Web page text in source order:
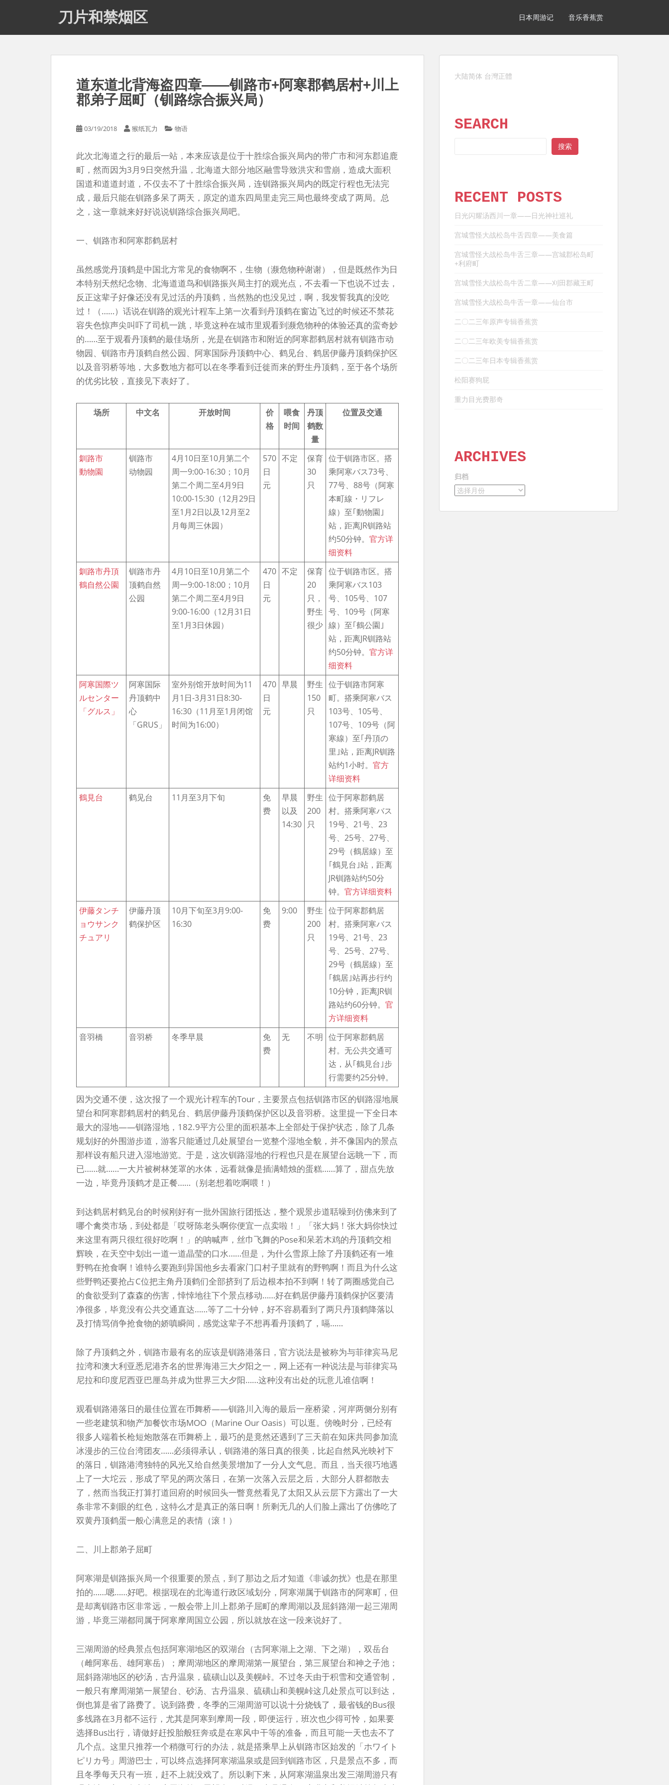
刀片和禁烟区 日本周游记 音乐香蕉赏
道东道北背海盗四章——钏路市+阿寒郡鹤居村+川上
郡弟子屈町（钏路综合振兴局）
03/19/2018 猴纸瓦力 物语
此次北海道之行的最后一站，本来应该是位于十胜综合振兴局内的带广市和河东郡追鹿
町，然而因为3月9日突然升温，北海道大部分地区融雪导致洪灾和雪崩，造成大面积
国道和道道封道，不仅去不了十胜综合振兴局，连钏路振兴局内的既定行程也无法完
成，最后只能在钏路多呆了两天，原定的道东四局里走完三局也最终变成了两局。总
之，这一章就来好好说说钏路综合振兴局吧。
一、钏路市和阿寒郡鹤居村
虽然感觉丹顶鹤是中国北方常见的食物啊不，生物（濒危物种谢谢），但是既然作为日
本特别天然纪念物、北海道道鸟和钏路振兴局主打的观光点，不去看一下也说不过去，
反正这辈子好像还没有见过活的丹顶鹤，当然熟的也没见过，啊，我发誓我真的没吃
过！（……）话说在钏路的观光计程车上第一次看到丹顶鹤在窗边飞过的时候还不禁花
容失色惊声尖叫吓了司机一跳，毕竟这种在城市里观看到濒危物种的体验还真的蛮奇妙
的……至于观看丹顶鹤的最佳场所，光是在钏路市和附近的阿寒郡鹤居村就有钏路市动
物园、钏路市丹顶鹤自然公园、阿寒国际丹顶鹤中心、鹤见台、鹤居伊藤丹顶鹤保护区
以及音羽桥等地，大多数地方都可以在冬季看到迁徙而来的野生丹顶鹤，至于各个场所
的优劣比较，直接见下表好了。
场所 中文名 开放时间
价
格
喂食
时间
丹顶
鹤数
量
位置及交通
釧路市
動物園
钏路市
动物园
4月10日至10月第二个
周一9:00-16:30；10月
第二个周二至4月9日
10:00-15:30（12月29日
至1月2日以及12月至2
月每周三休园）
570
日
元
不定
保育
30
只
位于钏路市区。搭
乘阿寒バス73号、
77号、88号（阿寒
本町線・リフレ
線）至｢動物園｣
站，距离JR钏路站
约50分钟。 官方详
细资料
釧路市丹頂
鶴自然公園
钏路市丹
顶鹤自然
公园
4月10日至10月第二个
周一9:00-18:00；10月
第二个周二至4月9日
9:00-16:00（12月31日
至1月3日休园）
470
日
元
不定
保育
20
只，
野生
很少
位于钏路市区。搭
乘阿寒バス103
号、105号、107
号、109号（阿寒
線）至｢鶴公園｣
站，距离JR钏路站
约50分钟。 官方详
细资料
阿寒国際ツ
ルセンター
「グルス」
阿寒国际
丹顶鹤中
心
「GRUS」
室外别馆开放时间为11
月1日-3月31日8:30-
16:30（11月至1月闭馆
时间为16:00）
470
日
元
早晨
野生
150
只
位于钏路市阿寒
町。搭乘阿寒バス
103号、105号、
107号、109号（阿
寒線）至｢丹頂の
里｣站，距离JR钏路
站约1小时。 官方
详细资料
鶴見台
鹤见台 11月至3月下旬
免
费
早晨
以及
14:30
野生
200
只
位于阿寒郡鹤居
村。搭乘阿寒バス
19号、21号、23
号、25号、27号、
29号（鶴居線）至
｢鶴見台｣站，距离
JR钏路站约50分
钟。 官方详细资料
伊藤タンチ
ョウサンク
チュアリ
伊藤丹顶
鹤保护区
10月下旬至3月9:00-
16:30
免
费
9:00
野生
200
只
位于阿寒郡鹤居
村。搭乘阿寒バス
19号、21号、23
号、25号、27号、
29号（鶴居線）至
｢鶴居｣站再步行约
10分钟，距离JR钏
路站约60分钟。 官
方详细资料
音羽橋
音羽桥 冬季早晨
免
费
无 不明 位于阿寒郡鹤居
村。无公共交通可
达，从｢鶴見台｣步
行需要约25分钟。
因为交通不便，这次报了一个观光计程车的Tour，主要景点包括钏路市区的钏路湿地展
望台和阿寒郡鹤居村的鹤见台、鹤居伊藤丹顶鹤保护区以及音羽桥。这里提一下全日本
最大的湿地——钏路湿地，182.9平方公里的面积基本上全部处于保护状态，除了几条
规划好的外围游步道，游客只能通过几处展望台一览整个湿地全貌，并不像国内的景点
那样设有船只进入湿地游览。于是，这次钏路湿地的行程也只是在展望台远眺一下，而
已……就……一大片被树林笼罩的水体，远看就像是插满蜡烛的蛋糕……算了，甜点先放
一边，毕竟丹顶鹤才是正餐……（别老想着吃啊喂！）
到达鹤居村鹤见台的时候刚好有一批外国旅行团抵达，整个观景步道聒噪到仿佛来到了
哪个禽类市场，到处都是「哎呀陈老头啊你便宜一点卖啦！」「张大妈！张大妈你快过
来这里有两只很红很好吃啊！」的呐喊声，丝巾飞舞的Pose和呆若木鸡的丹顶鹤交相
辉映，在天空中划出一道一道晶莹的口水……但是，为什么雪原上除了丹顶鹤还有一堆
野鸭在抢食啊！谁特么要跑到异国他乡去看家门口村子里就有的野鸭啊！而且为什么这
些野鸭还要抢占C位把主角丹顶鹤们全部挤到了后边根本拍不到啊！转了两圈感觉自己
的食欲受到了森森的伤害，悻悻地往下个景点移动……好在鹤居伊藤丹顶鹤保护区要清
净很多，毕竟没有公共交通直达……等了二十分钟，好不容易看到了两只丹顶鹤降落以
及打情骂俏争抢食物的娇嗔瞬间，感觉这辈子不想再看丹顶鹤了，嗝……
除了丹顶鹤之外，钏路市最有名的应该是钏路港落日，官方说法是被称为与菲律宾马尼
拉湾和澳大利亚悉尼港齐名的世界海港三大夕阳之一，网上还有一种说法是与菲律宾马
尼拉和印度尼西亚巴厘岛并成为世界三大夕阳……这种没有出处的玩意儿谁信啊！
观看钏路港落日的最佳位置在币舞桥——钏路川入海的最后一座桥梁，河岸两侧分别有
一些老建筑和物产加餐饮市场MOO（Marine Our Oasis）可以逛。傍晚时分，已经有
很多人端着长枪短炮散落在币舞桥上，最巧的是竟然还遇到了三天前在知床共同参加流
冰漫步的三位台湾团友……必须得承认，钏路港的落日真的很美，比起自然风光映衬下
的落日，钏路港湾独特的风光又给自然美景增加了一分人文气息。而且，当天很巧地遇
上了一大坨云，形成了罕见的两次落日，在第一次落入云层之后，大部分人群都散去
了，然而当我正打算打道回府的时候回头一瞥竟然看见了太阳又从云层下方露出了一大
条非常不刺眼的红色，这特么才是真正的落日啊！所剩无几的人们脸上露出了仿佛吃了
双黄丹顶鹤蛋一般心满意足的表情（滚！）
二、川上郡弟子屈町
阿寒湖是钏路振兴局一个很重要的景点，到了那边之后才知道《非诚勿扰》也是在那里
拍的……嗯……好吧。根据现在的北海道行政区域划分，阿寒湖属于钏路市的阿寒町，但
是却离钏路市区非常远，一般会带上川上郡弟子屈町的摩周湖以及屈斜路湖一起三湖周
游，毕竟三湖都同属于阿寒摩周国立公园，所以就放在这一段来说好了。
三湖周游的经典景点包括阿寒湖地区的双湖台（古阿寒湖上之湖、下之湖），双岳台
（雌阿寒岳、雄阿寒岳）；摩周湖地区的摩周湖第一展望台，第三展望台和神之子池；
屈斜路湖地区的砂汤，古丹温泉，硫磺山以及美幌峠。不过冬天由于积雪和交通管制，
一般只有摩周湖第一展望台、砂汤、古丹温泉、硫磺山和美幌峠这几处景点可以到达，
倒也算是省了路费了。说到路费，冬季的三湖周游可以说十分烧钱了，最省钱的Bus很
多线路在3月都不运行，尤其是阿寒到摩周一段，即便运行，班次也少得可怜，如果要
选择Bus出行，请做好赶投胎般狂奔或是在寒风中干等的准备，而且可能一天也去不了
几个点。这里只推荐一个稍微可行的办法，就是搭乘早上从钏路市区始发的「ホワイト
ピリカ号」周游巴士，可以终点选择阿寒湖温泉或是回到钏路市区，只是景点不多，而
且冬季每天只有一班，赶不上就没戏了。所以剩下来，从阿寒湖温泉出发三湖周游只有
大陆简体 台灣正體
SEARCH
搜索
RECENT POSTS
日光闪耀汤西川一章——日光神社巡礼
宫城雪怪大战松岛牛舌四章——美食篇
宫城雪怪大战松岛牛舌三章——宫城郡松岛町
+利府町
宫城雪怪大战松岛牛舌二章——刈田郡藏王町
宫城雪怪大战松岛牛舌一章——仙台市
二〇二三年原声专辑香蕉赏
二〇二三年欧美专辑香蕉赏
二〇二三年日本专辑香蕉赏
松阳赛狗屁
重力目光费那奇
ARCHIVES
归档